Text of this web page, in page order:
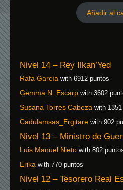
Añadir al
Nivel 14 – Rey Ilkan’Yed
Rafa García with 6912 puntos
Gemma N. Escarp with 3602
Susana Torres Cabeza with 1351
Cadulamsas_Ergitare with 902
Nivel 13 – Ministro de
Luis Manuel Nieto with 802 puntos
Erika with 770 puntos
Nivel 12 – Tesorero Real